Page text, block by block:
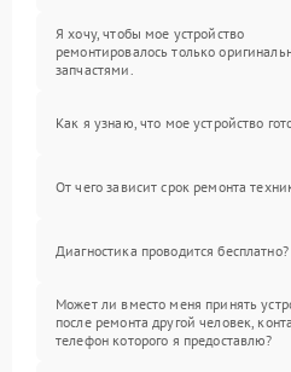
Я хочу, чтобы мое устройство
ремонтировалось только
запчастями.
Как я узнаю, что мое устройство
От чего зависит срок ремонта
Диагностика проводится бесплатно?
Может ли вместо меня принять
после ремонта другой человек,
телефон которого я предоставлю?